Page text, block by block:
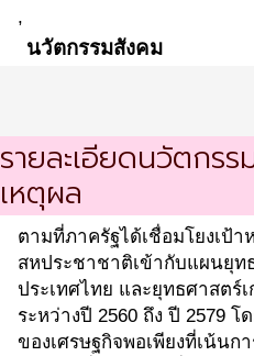
,
นวัตกรรมสังคม
รายละเอียดนวัตกร
เหตุผล
ตามที่ภาครัฐได้เชื่อมโยงเป้
สหประชาชาติเข้ากับแผนยุท
ประเทศไทย และยุทธศาสตร์
ระหว่างปี 2560 ถึง ปี 2579
ของเศรษฐกิจพอเพียงที่เน้น